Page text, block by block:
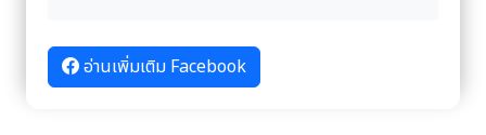
อ่านเพิ่มเติม Facebook